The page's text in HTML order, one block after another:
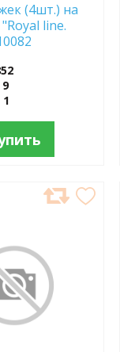
(4шт.) на
line.
9
1